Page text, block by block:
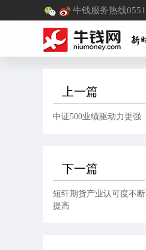
牛钱服务热线
上一篇
中证500业绩驱动力更强
下一篇
短纤期货产业认可度不断
提高